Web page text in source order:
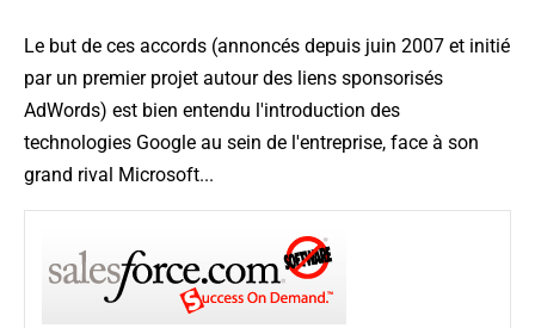
Le but de ces accords (annoncés depuis juin 2007 et initié
par un premier projet autour des liens sponsorisés
AdWords) est bien entendu l'introduction des
technologies Google au sein de l'entreprise, face à son
grand rival Microsoft...